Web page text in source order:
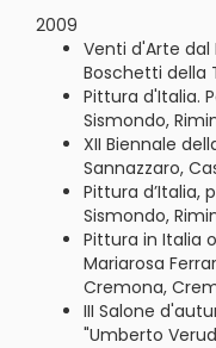
2009
Venti d'Arte dal
Boschetti della
Pittura d'Italia.
Sismondo,
XII Biennale
Sannazzaro,
Pittura d’Italia,
Sismondo,
Pittura in Italia
Mariarosa
Cremona,
III Salone
"Umberto